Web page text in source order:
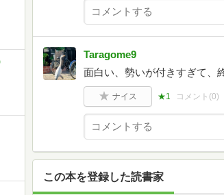
Taragome9
面白い、勢いが付きすぎて、
ナイス ★1 コメント(0)
この本を登録した読書家